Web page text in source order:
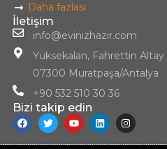
Daha fazlası
İletişim
info@evinizhazir.com
Yüksekalan, Fahrettin Altay
07300 Muratpaşa/Antalya
+90 532 510 30 36
Bizi takip edin